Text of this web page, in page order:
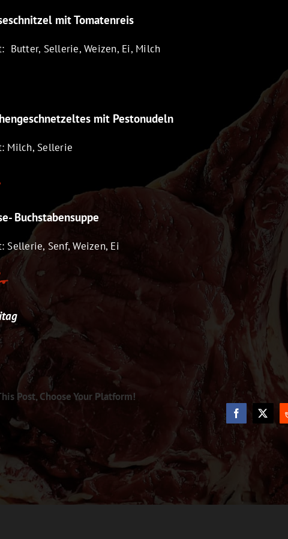
mit Tomatenreis
Butter, Sellerie, Weizen, Ei, Milch
mit Pestonudeln
Milch, Sellerie
Buchstabensuppe
Sellerie, Senf, Weizen, Ei
Post, Choose Your Platform!
Facebook
X